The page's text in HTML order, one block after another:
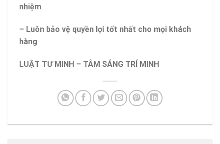
nhiệm
– Luôn bảo vệ quyền lợi tốt nhất cho mọi khách
hàng
LUẬT TƯ MINH – TÂM SÁNG TRÍ MINH